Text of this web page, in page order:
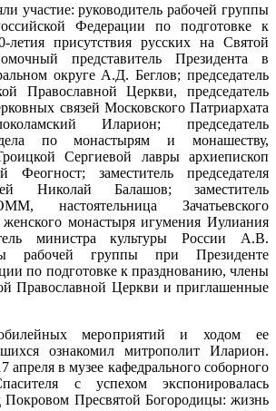
участие: руководитель рабочей группы
Федерации по подготовке к
летия присутствия русских на Святой
представитель Президента в
округе А.Д. Беглов; председатель
Православной Церкви, председатель
связей Московского Патриархата
Иларион; председатель
по монастырям и монашеству,
Сергиевой лавры архиепископ
Феогност; заместитель председателя
Николай Балашов; заместитель
настоятельница Зачатьевского
женского монастыря игумения Иулиания
министра культуры России А.В.
рабочей группы при Президенте
по подготовке к празднованию, члены
Православной Церкви и приглашенные
мероприятий и ходом ее
ознакомил митрополит Иларион.
апреля в музее кафедрального соборного
с успехом экспонировалась
Покровом Пресвятой Богородицы: жизнь